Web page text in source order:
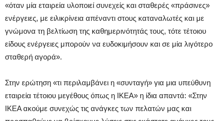
«όταν μία εταιρεία υλοποιεί συνεχείς και σταθερές «πράσινες»
ενέργειες, με ειλικρίνεια απέναντι στους καταναλωτές και με
γνώμονα τη βελτίωση της καθημερινότητάς τους, τότε τέτοιου
είδους ενέργειες μπορούν να ευδοκιμήσουν και σε μία λιγότερο
σταθερή αγορά».
Στην ερώτηση «τι περιλαμβάνει η «συνταγή» για μια υπεύθυνη
εταιρεία τέτοιου μεγέθους όπως η ΙΚΕΑ» η ίδια απαντά: «Στην
ΙΚΕΑ ακούμε συνεχώς τις ανάγκες των πελατών μας και